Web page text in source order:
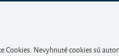
Nevyhnuté cookies sú